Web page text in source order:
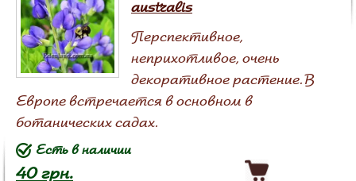
australis
Перспективное,
неприхотливое, очень
декоративное растение. В
Европе встречается в основном в
ботанических садах.
40 грн.
Есть в наличии